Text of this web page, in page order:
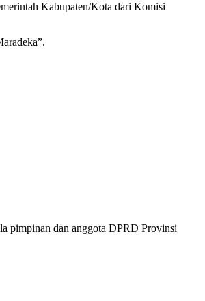
Kabupaten/Kota dari Komisi
pimpinan dan anggota DPRD Provinsi